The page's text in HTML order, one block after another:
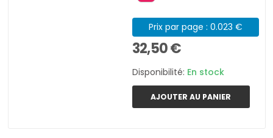
Prix par page : 0.023 €
32,50 €
Disponibilité: En stock
AJOUTER AU PANIER